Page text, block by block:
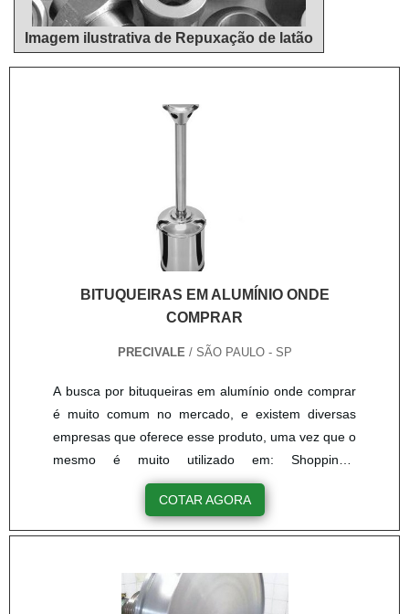
Imagem ilustrativa de Repuxação de latão
BITUQUEIRAS EM ALUMÍNIO ONDE
COMPRAR
PRECIVALE/ SÃO PAULO - SP
A busca por bituqueiras em alumínio onde comprar
é muito comum no mercado, e existem diversas
empresas que oferece esse produto, uma vez que o
mesmo é muito utilizado em: Shoppings;
Restaurantes; Condomínios; Estacionamentos;
Entre outros.Principais vantagens presentes nas
bituqueirasSendo um equipamento muito útil no dia
descarte para bitucas de cigarro, cinzas e fósforo.
As bituqueiras, também conhecidas como cinzeiros,
COTAR AGORA